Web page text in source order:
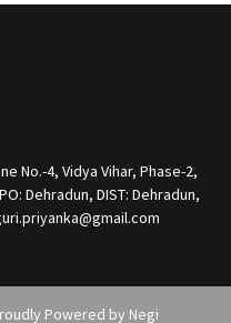
No.-4, Vidya Vihar, Phase-2,
Dehradun, DIST: Dehradun,
Powered by Negi